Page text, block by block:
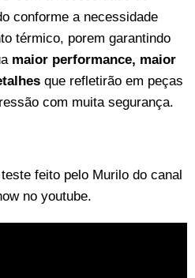
conforme a necessidade
térmico, porem garantindo
maior performance, maior
que refletirão em peças
com muita segurança.
feito pelo Murilo do canal
no youtube.